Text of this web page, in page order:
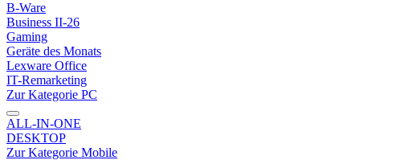
B-Ware
Business II-26
Gaming
Geräte des Monats
Lexware Office
IT-Remarketing
Zur Kategorie PC
ALL-IN-ONE
DESKTOP
Zur Kategorie Mobile